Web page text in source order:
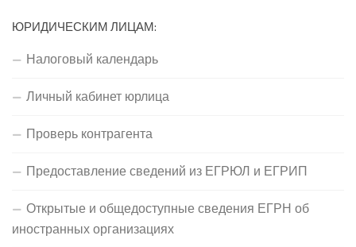
ЮРИДИЧЕСКИМ ЛИЦАМ:
Налоговый календарь
Личный кабинет юрлица
Проверь контрагента
Предоставление сведений из ЕГРЮЛ и ЕГРИП
Открытые и общедоступные сведения ЕГРН об
иностранных организациях